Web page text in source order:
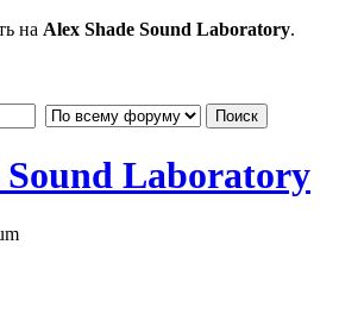
на Alex Shade Sound Laboratory.
Sound Laboratory